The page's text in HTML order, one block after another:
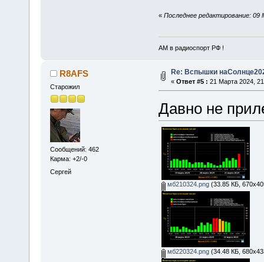
« Последнее редактирование:
АМ в радиоспорт РФ !
R8AFS
Старожил
Сообщений: 462
Карма: +2/-0
Сергей
Re: Вспышки
« Ответ #5 : 21 Марта 2024,
Давно не
мб210324.png(33.85 КБ,
мб220324.png(34.48 КБ,